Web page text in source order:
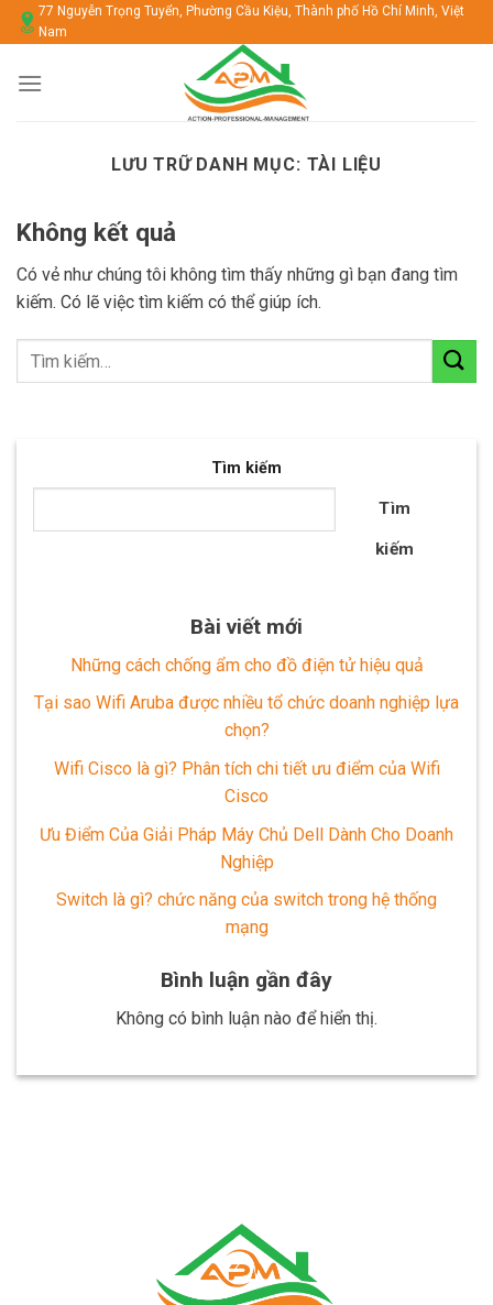
Chuyển
đến
dung
77 Nguyễn Trọng Tuyển, Phường Cầu Kiệu, Thành phố Hồ Chí Minh, Việt
Nam
LƯU TRỮ DANH MỤC: TÀI LIỆU
Tìm kiếm
Tìm
kiếm
Bài viết mới
Những cách chống ẩm cho đồ điện tử hiệu quả
Tại sao Wifi Aruba được nhiều tổ chức doanh nghiệp lựa
chọn?
Wifi Cisco là gì? Phân tích chi tiết ưu điểm của Wifi
Cisco
Ưu Điểm Của Giải Pháp Máy Chủ Dell Dành Cho Doanh
Nghiệp
Switch là gì? chức năng của switch trong hệ thống
mạng
Bình luận gần đây
Không có bình luận nào để hiển thị.
Không kết quả
Có vẻ như chúng tôi không tìm thấy những gì bạn đang tìm
kiếm. Có lẽ việc tìm kiếm có thể giúp ích.